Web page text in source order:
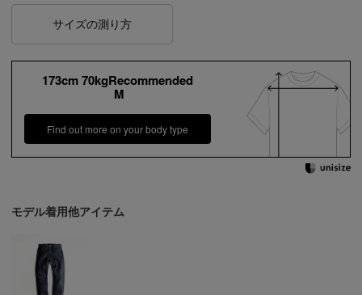
サイズの測り方
173cm 70kgRecommended
M
Find out more on your body type
モデル着用他アイテム